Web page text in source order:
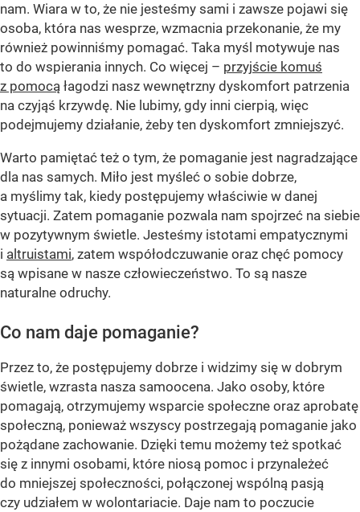
nam. Wiara w to, że nie jesteśmy sami i zawsze pojawi się
osoba, która nas wesprze, wzmacnia przekonanie, że my
również powinniśmy pomagać. Taka myśl motywuje nas
to do wspierania innych. Co więcej – przyjście komuś
z pomocą łagodzi nasz wewnętrzny dyskomfort patrzenia
na czyjąś krzywdę. Nie lubimy, gdy inni cierpią, więc
podejmujemy działanie, żeby ten dyskomfort zmniejszyć.
Warto pamiętać też o tym, że pomaganie jest nagradzające
dla nas samych. Miło jest myśleć o sobie dobrze,
a myślimy tak, kiedy postępujemy właściwie w danej
sytuacji. Zatem pomaganie pozwala nam spojrzeć na siebie
w pozytywnym świetle. Jesteśmy istotami empatycznymi
i altruistami, zatem współodczuwanie oraz chęć pomocy
są wpisane w nasze człowieczeństwo. To są nasze
naturalne odruchy.
Co nam daje pomaganie?
Przez to, że postępujemy dobrze i widzimy się w dobrym
świetle, wzrasta nasza samoocena. Jako osoby, które
pomagają, otrzymujemy wsparcie społeczne oraz aprobatę
społeczną, ponieważ wszyscy postrzegają pomaganie jako
pożądane zachowanie. Dzięki temu możemy też spotkać
się z innymi osobami, które niosą pomoc i przynależeć
do mniejszej społeczności, połączonej wspólną pasją
czy udziałem w wolontariacie. Daje nam to poczucie